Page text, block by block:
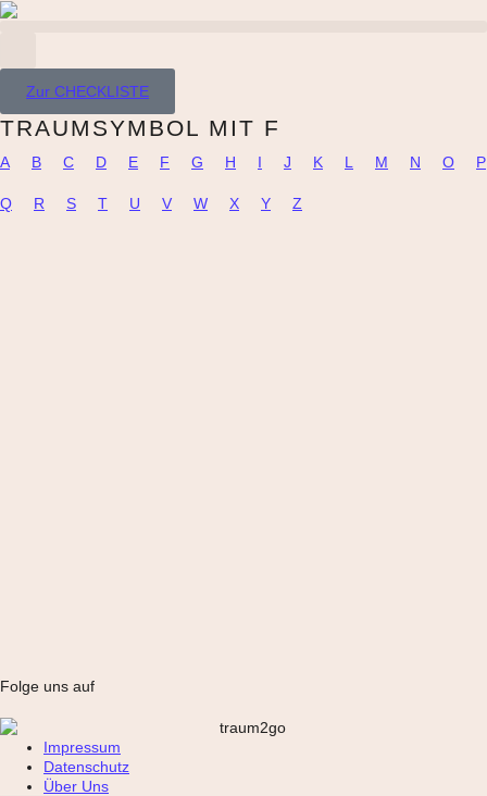
Zur CHECKLISTE
TRAUMSYMBOL MIT F
A B C D E F G H I J K L M N O P
Q R S T U V W X Y Z
Folge uns auf
Impressum
Datenschutz
Über Uns